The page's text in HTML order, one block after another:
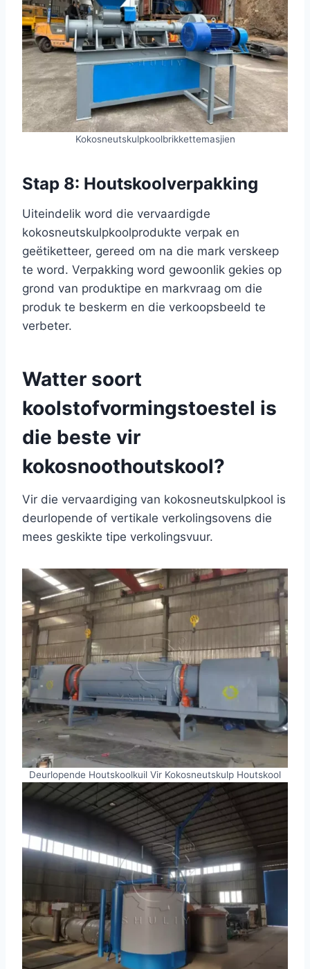
Kokosneutskulpkoolbrikkettemasjien
Stap 8: Houtskoolverpakking
Uiteindelik word die vervaardigde
kokosneutskulpkoolprodukte verpak en
geëtiketteer, gereed om na die mark verskeep
te word. Verpakking word gewoonlik gekies op
grond van produktipe en markvraag om die
produk te beskerm en die verkoopsbeeld te
verbeter.
Watter soort
koolstofvormingstoestel is
die beste vir
kokosnoothoutskool?
Vir die vervaardiging van kokosneutskulpkool is
deurlopende of vertikale verkolingsovens die
mees geskikte tipe verkolingsvuur.
Deurlopende Houtskoolkuil Vir Kokosneutskulp Houtskool